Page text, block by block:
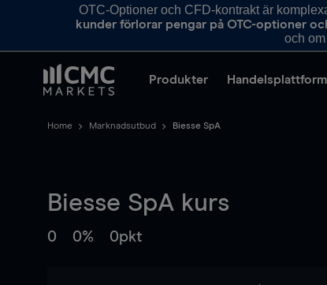
OTC-Optioner och CFD-kontrakt är
kunder förlorar pengar på OTC-optioner
och
Produkter Handelsplattform
Home Marknadsutbud Biesse SpA
Biesse SpA kurs
0 0% 0pkt